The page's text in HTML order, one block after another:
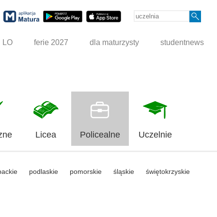
LO ferie 2027 dla maturzysty studentnews
Licea Policealne Uczelnie
podlaskie pomorskie śląskie świętokrzyskie